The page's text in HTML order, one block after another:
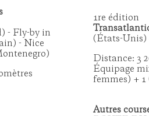
- Fly-by in
- Nice
1re édition
(États-Unis)
Distance: 3
Équipage
femmes) +
Autres